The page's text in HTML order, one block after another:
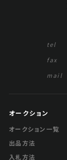
tel
fax
mail
オークション
オークション一覧
出品方法
入札方法